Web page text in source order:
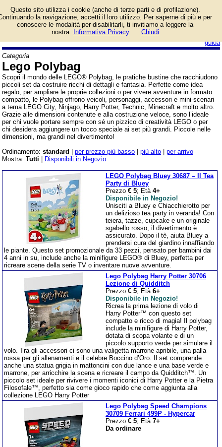
guida
Lista giochi da tavolo
categoria Lego Polybag.
Categoria
Lego Polybag
Scopri il mondo delle LEGO® Polybag, le pratiche bustine che racchiudono
piccoli set da costruire ricchi di dettagli e fantasia. Perfette come idea
regalo, per ampliare le proprie collezioni o per vivere avventure in formato
compatto, le Polybag offrono veicoli, personaggi, accessori e mini-scenari
a tema LEGO City, Ninjago, Harry Potter, Technic, Minecraft e molto altro.
Grazie alle dimensioni contenute e alla costruzione veloce, sono l’ideale
per chi vuole portare sempre con sé un pizzico di creatività LEGO o per
chi desidera aggiungere un tocco speciale ai set più grandi. Piccole nelle
dimensioni, ma grandi nel divertimento!
Ordinamento: standard per prezzo più basso più alto
per arrivo
Mostra: Tutti Disponibili in Negozio
LEGO Polybag Bluey 30687 – Il Tea
Party di Bluey
Prezzo € 5; Età 4+
Disponibile in Negozio!
Unisciti a Bluey e Chiacchierotto per
un delizioso tea party in veranda! Con
teiera, tazze, cupcake e un originale
sgabello rosso, il divertimento è
assicurato. Dopo il tè, aiuta Bluey a
prendersi cura del giardino innaffiando
le piante. Questo set promozionale da 33 pezzi, pensato per bambini dai
4 anni in su, include anche la minifigure LEGO® di Bluey, perfetta per
ricreare scene della serie TV o inventare nuove avventure.
Lego Polybag Harry Potter 30706
Lezione di Quidditch
Prezzo € 5; Età 6+
Disponibile in Negozio!
Ricrea la prima lezione di volo di
Harry Potter™ con questo set
compatto e ricco di magia! Il polybag
include la minifigure di Harry Potter,
dotata di scopa volante e di un
piccolo supporto verde per simulare il
volo. Tra gli accessori ci sono una valigetta marrone apribile, una palla
rossa per gli allenamenti e il celebre Boccino d’Oro. Il set comprende
anche una statua grigia in mattoncini con due lance e una base verde e
marrone, per arricchire la scena e ricreare il campo da Quidditch™. Un
piccolo set ideale per rivivere i momenti iconici di Harry Potter e la Pietra
Filosofale™, perfetto sia come gioco rapido che come aggiunta alla
collezione LEGO Harry Potter
Lego Polybag Speed Champions
30709 Ferrari 499P - Hypercar
Prezzo € 5; Età 7+
Da ordinare
Questo sito utilizza i cookie (anche di terze parti e di profilazione).
la navigazione, accetti il loro utilizzo. Per saperne di più e per
conoscere le modalità per disabilitarli, ti invitiamo a leggere la
nostra
Informativa Privacy Chiudi